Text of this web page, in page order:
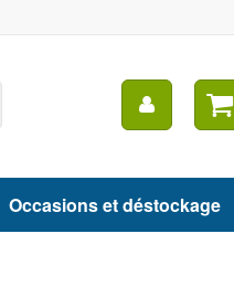
Mon
compte
Occasions et déstockage